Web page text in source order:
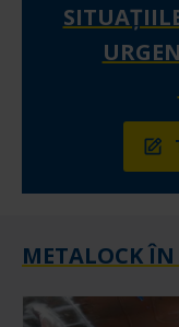
METALOCK